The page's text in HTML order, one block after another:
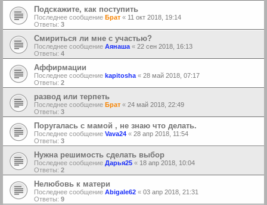
Подскажите, как поступить
Последнее сообщение Брат « 11 окт 2018, 19:14
Ответы: 3
Смириться ли мне с участью?
Последнее сообщение Аянаша « 22 сен 2018, 16:13
Ответы: 4
Аффирмации
Последнее сообщение kapitosha « 28 май 2018, 07:17
Ответы: 2
развод или терпеть
Последнее сообщение Брат « 24 май 2018, 22:49
Ответы: 3
Поругалась с мамой , не знаю что делать.
Последнее сообщение Vava24 « 28 апр 2018, 11:54
Ответы: 3
Нужна решимость сделать выбор
Последнее сообщение Дарья25 « 18 апр 2018, 10:04
Ответы: 2
Нелюбовь к матери
Последнее сообщение Abigale62 « 03 апр 2018, 21:31
Ответы: 9